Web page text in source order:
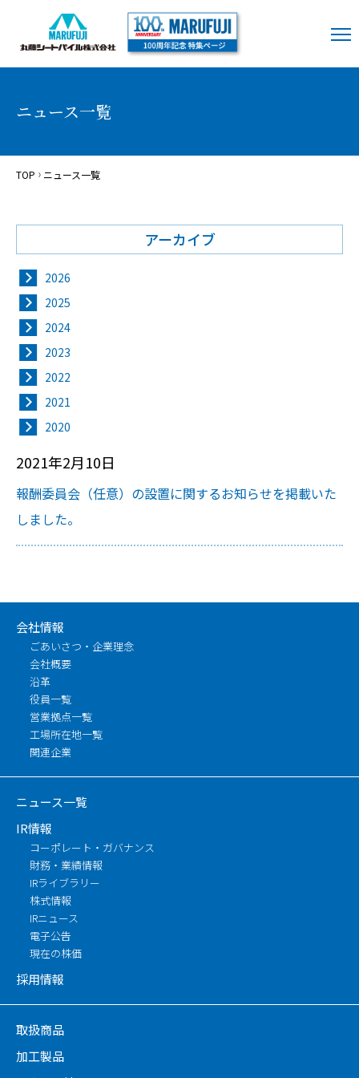
ニュース一覧
TOP ニュース一覧
アーカイブ
2026
2025
2024
2023
2022
2021
2020
2021年2月10日
報酬委員会（任意）の設置に関するお知らせを掲載いた
しました。
会社情報
ごあいさつ・企業理念
会社概要
沿革
役員一覧
営業拠点一覧
工場所在地一覧
関連企業
ニュース一覧
IR情報
コーポレート・ガバナンス
財務・業績情報
IRライブラリー
株式情報
IRニュース
電子公告
現在の株価
採用情報
取扱商品
加工製品